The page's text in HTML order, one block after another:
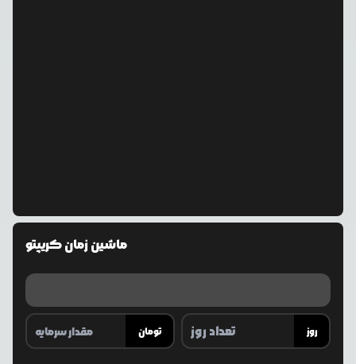
ماشین زمان کریپتو
تومان روز